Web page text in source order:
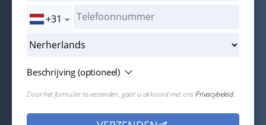
+31
Beschrijving (optioneel)
Door het formulier te verzenden, gaat u akkoord met onsPrivacybeleid.